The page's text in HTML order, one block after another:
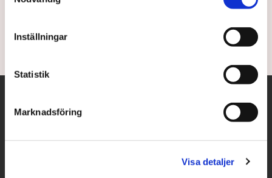
Inställningar
Statistik
Marknadsföring
Visa detaljer
4 years ago | Av: Anna Renneus Guthrie